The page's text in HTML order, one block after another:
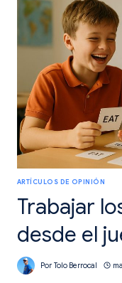
REFLEXIONES
SOBRE
EL
USO
DE
PANTALLAS.
ARTÍCULOS DE OPINIÓN
Trabajar
desde el
Por Tolo Berrocal